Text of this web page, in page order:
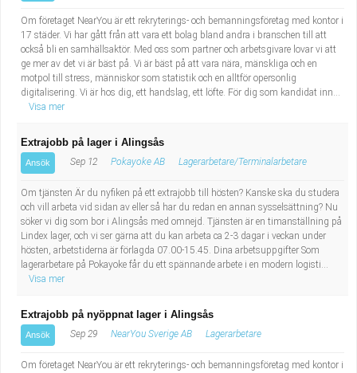
Om företaget NearYou är ett rekryterings- och bemanningsföretag med kontor i
17 städer. Vi har gått från att vara ett bolag bland andra i branschen till att
också bli en samhällsaktör. Med oss som partner och arbetsgivare lovar vi att
ge mer av det vi är bäst på. Vi är bäst på att vara nära, mänskliga och en
motpol till stress, människor som statistik och en alltför opersonlig
digitalisering. Vi är hos dig, ett handslag, ett löfte. För dig som kandidat inn...
Visa mer
Extrajobb på lager i Alingsås
Ansök Sep 12 Pokayoke AB Lagerarbetare/Terminalarbetare
Om tjänsten Är du nyfiken på ett extrajobb till hösten? Kanske ska du studera
och vill arbeta vid sidan av eller så har du redan en annan sysselsättning? Nu
söker vi dig som bor i Alingsås med omnejd. Tjänsten är en timanställning på
Lindex lager, och vi ser gärna att du kan arbeta ca 2-3 dagar i veckan under
hösten, arbetstiderna är förlagda 07.00-15.45. Dina arbetsuppgifter Som
lagerarbetare på Pokayoke får du ett spännande arbete i en modern logisti...
Visa mer
Extrajobb på nyöppnat lager i Alingsås
Ansök Sep 29 NearYou Sverige AB Lagerarbetare
Om företaget NearYou är ett rekryterings- och bemanningsföretag med kontor i